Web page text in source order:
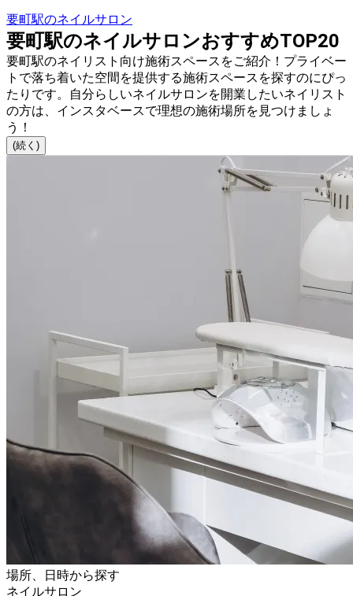
要町駅のネイルサロン
要町駅のネイルサロンおすすめTOP20
要町駅のネイリスト向け施術スペースをご紹介！プライベー
トで落ち着いた空間を提供する施術スペースを探すのにぴっ
たりです。自分らしいネイルサロンを開業したいネイリスト
の方は、インスタベースで理想の施術場所を見つけましょ
う！
(続く)
場所、日時から探す
ネイルサロン